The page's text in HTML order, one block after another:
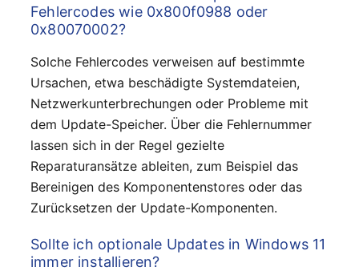
Fehlercodes wie 0x800f0988 oder
0x80070002?
Solche Fehlercodes verweisen auf bestimmte
Ursachen, etwa beschädigte Systemdateien,
Netzwerkunterbrechungen oder Probleme mit
dem Update-Speicher. Über die Fehlernummer
lassen sich in der Regel gezielte
Reparaturansätze ableiten, zum Beispiel das
Bereinigen des Komponentenstores oder das
Zurücksetzen der Update-Komponenten.
Sollte ich optionale Updates in Windows 11
immer installieren?